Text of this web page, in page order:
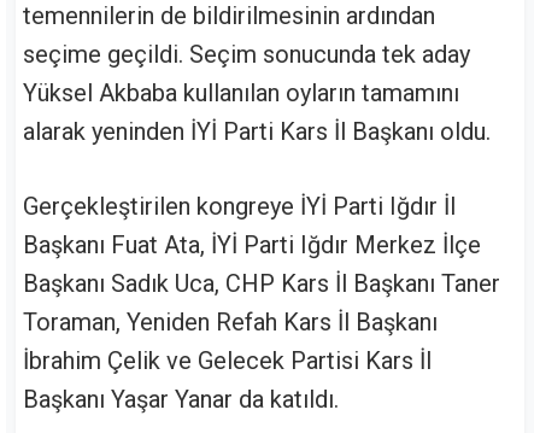
temennilerin de bildirilmesinin ardından
seçime geçildi. Seçim sonucunda tek aday
Yüksel Akbaba kullanılan oyların tamamını
alarak yeninden İYİ Parti Kars İl Başkanı oldu.
Gerçekleştirilen kongreye İYİ Parti Iğdır İl
Başkanı Fuat Ata, İYİ Parti Iğdır Merkez İlçe
Başkanı Sadık Uca, CHP Kars İl Başkanı Taner
Toraman, Yeniden Refah Kars İl Başkanı
İbrahim Çelik ve Gelecek Partisi Kars İl
Başkanı Yaşar Yanar da katıldı.